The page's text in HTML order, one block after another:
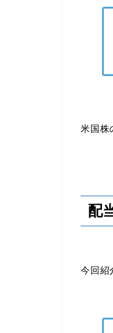
米国株
配
今回紹